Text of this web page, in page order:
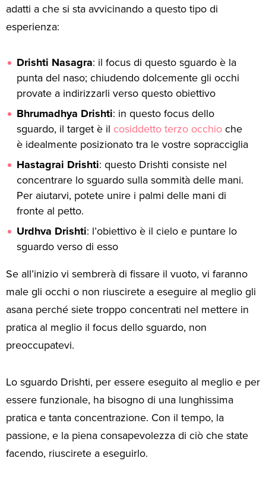
adatti a che si sta avvicinando a questo tipo di
esperienza:
Drishti Nasagra: il focus di questo sguardo è la
punta del naso; chiudendo dolcemente gli occhi
provate a indirizzarli verso questo obiettivo
Bhrumadhya Drishti: in questo focus dello
sguardo, il target è il cosiddetto terzo occhio che
è idealmente posizionato tra le vostre sopracciglia
Hastagrai Drishti: questo Drishti consiste nel
concentrare lo sguardo sulla sommità delle mani.
Per aiutarvi, potete unire i palmi delle mani di
fronte al petto.
Urdhva Drishti: l’obiettivo è il cielo e puntare lo
sguardo verso di esso
Se all’inizio vi sembrerà di fissare il vuoto, vi faranno
male gli occhi o non riuscirete a eseguire al meglio gli
asana perché siete troppo concentrati nel mettere in
pratica al meglio il focus dello sguardo, non
preoccupatevi.
Lo sguardo Drishti, per essere eseguito al meglio e per
essere funzionale, ha bisogno di una lunghissima
pratica e tanta concentrazione. Con il tempo, la
passione, e la piena consapevolezza di ciò che state
facendo, riuscirete a eseguirlo.